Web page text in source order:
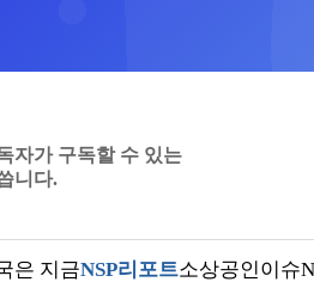
자가 구독할 수 있는
니다.
은 지금NSP리포트소상공인이슈